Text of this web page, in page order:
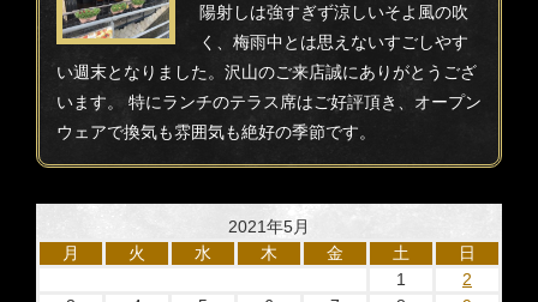
陽射しは強すぎず涼しいそよ風の吹
く、梅雨中とは思えないすごしやす
い週末となりました。沢山のご来店誠にありがとうござ
います。 特にランチのテラス席はご好評頂き、オープン
ウェアで換気も雰囲気も絶好の季節です。
2021年5月
月
火 水 木 金 土
日
1
2